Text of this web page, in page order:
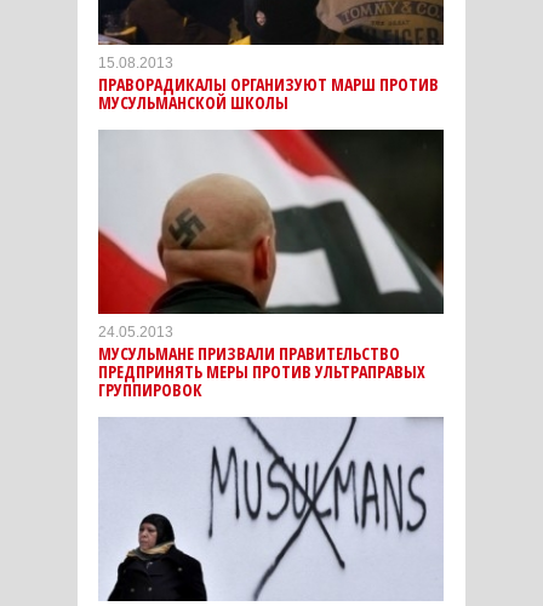
15.08.2013
ПРАВОРАДИКАЛЫ ОРГАНИЗУЮТ МАРШ ПРОТИВ
МУСУЛЬМАНСКОЙ ШКОЛЫ
24.05.2013
МУСУЛЬМАНЕ ПРИЗВАЛИ ПРАВИТЕЛЬСТВО
ПРЕДПРИНЯТЬ МЕРЫ ПРОТИВ УЛЬТРАПРАВЫХ
ГРУППИРОВОК